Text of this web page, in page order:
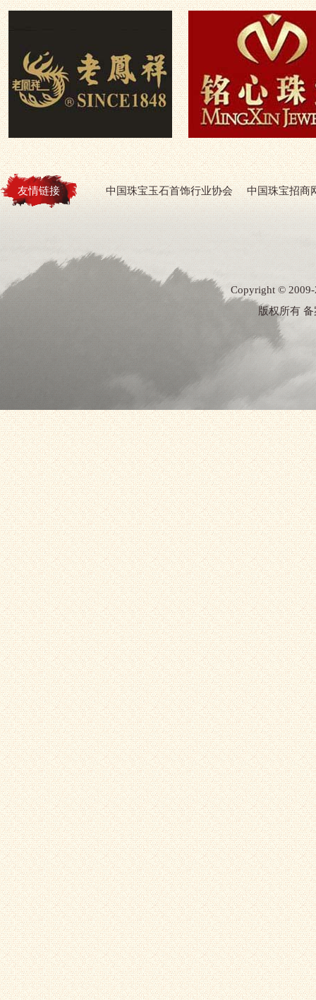
友情链接 中国珠宝玉石首饰行业协会 中国珠宝招商
Copyright ©
版权所有